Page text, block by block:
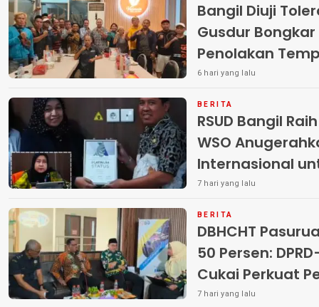
Bangil Diuji
Gusdur
Penolakan
6 hari yang lalu
BERITA
RSUD Bangil
WSO
Internasional
7 hari yang lalu
BERITA
DBHCHT
50 Persen:
Cukai Perkuat
Peredaran
7 hari yang lalu